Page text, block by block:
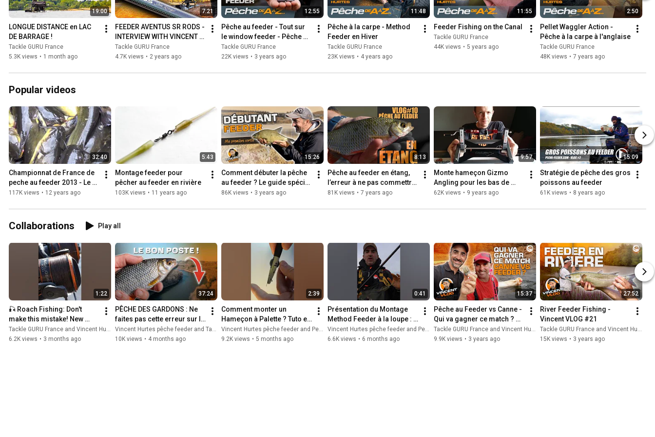
Cabanac ? Quelles sont vos astuces
quand le spot déborde de poissons ? 👇
#PecheAuFeeder#FeederFishing
#PecheAuCoup
#CastelnauLassout
#AmorceFeeder
#PecheFeederCom
19:00
LONGUE DISTANCE en LAC
DE BARRAGE !
Tackle GURU France
5.3K views • 1 month ago
7:21
FEEDER AVENTUS SR RODS -
INTERVIEW WITH VINCENT &
GASPARD!
Tackle GURU France
4.7K views • 2 years ago
12:55
Pêche au feeder - Tout sur
le window feeder - Pêche de
A à Z
Tackle GURU France
22K views • 3 years ago
11:48
Pêche à la carpe - Method
Feeder en Hiver
Tackle GURU France
23K views • 4 years ago
11:55
Feeder Fishing on the Canal
Tackle GURU France
44K views • 5 years ago
2:50
Pellet Waggler Action -
Pêche à la carpe à l'anglaise
Tackle GURU France
48K views • 7 years ago
Popular videos
32:40
Championnat de France de
peche au feeder 2013 - Le
film
117K views • 12 years ago
5:43
Montage feeder pour
pêcher au feeder en rivière
103K views • 11 years ago
15:26
Comment débuter la pêche
au feeder ? Le guide spécial
pour les débutants de la
86K views • 3 years ago
8:13
Pêche au feeder en étang,
l’erreur à ne pas commettre
!81K views • 7 years ago
9:57
Monte hameçon Gizmo
Angling pour les bas de
ligne de pêche au coup
62K views • 9 years ago
15:09
Stratégie de pêche des gros
poissons au feeder
61K views • 8 years ago
Collaborations Play all
1:22
🎣 Roach Fishing: Don't
make this mistake! New
Vlog from Vincent 🎁
Tackle GURU France and Vincent Hurtes pêche feeder
6.2K views • 3 months ago
37:24
PÊCHE DES GARDONS : Ne
faites pas cette erreur sur le
choix du poste !
Vincent Hurtes pêche feeder and Tackle GURU France
10K views • 4 months ago
2:39
Comment monter un
Hameçon à Palette ? Tuto en
détail #noeuddepeche
Vincent Hurtes pêche feeder and Peche-feeder
9.2K views • 5 months ago
0:41
Présentation du Montage
Method Feeder à la loupe :
Distance et Sécurité
Vincent Hurtes pêche feeder and Peche-feeder
6.6K views • 6 months ago
15:37
Pêche au Feeder vs Canne -
Qui va gagner ce match ?
Vincent Vlog #23
Tackle GURU France and Vincent Hurtes pêche feeder
9.9K views • 3 years ago
27:52
River Feeder Fishing -
Vincent VLOG #21
Tackle GURU France and Vincent Hurtes pêche feeder
15K views • 3 years ago